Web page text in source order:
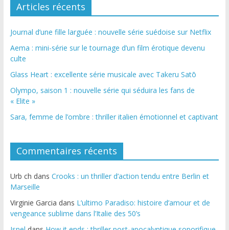
Articles récents
Journal d’une fille larguée : nouvelle série suédoise sur Netflix
Aema : mini-série sur le tournage d’un film érotique devenu
culte
Glass Heart : excellente série musicale avec Takeru Satō
Olympo, saison 1 : nouvelle série qui séduira les fans de
« Elite »
Sara, femme de l’ombre : thriller italien émotionnel et captivant
Commentaires récents
Urb ch dans Crooks : un thriller d’action tendu entre Berlin et
Marseille
Virginie Garcia dans L’ultimo Paradiso: histoire d’amour et de
vengeance sublime dans l’Italie des 50’s